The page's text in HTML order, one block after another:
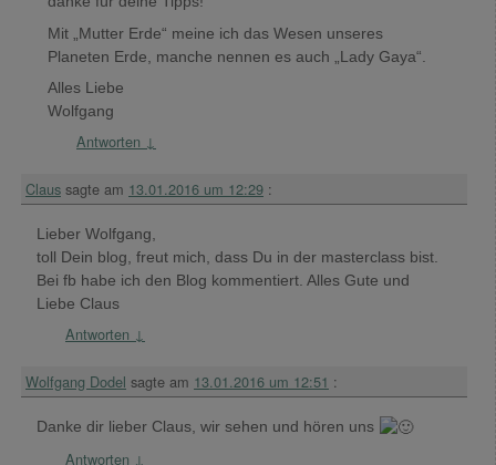
Mit „Mutter Erde“ meine ich das Wesen unseres
Planeten Erde, manche nennen es auch „Lady Gaya“.
Alles Liebe
Wolfgang
Antworten ↓
Claus sagte am 13.01.2016 um 12:29 :
Lieber Wolfgang,
toll Dein blog, freut mich, dass Du in der masterclass bist.
Bei fb habe ich den Blog kommentiert. Alles Gute und
Liebe Claus
Antworten ↓
Wolfgang Dodel sagte am 13.01.2016 um 12:51 :
Danke dir lieber Claus, wir sehen und hören uns
Antworten ↓